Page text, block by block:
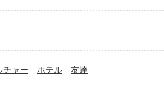
チャー ホテル 友達